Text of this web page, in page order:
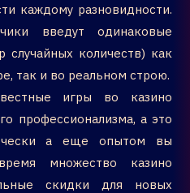
каждому разновидности.
введут одинаковые
случайных количеств) как
так и во реальном строю.
игры во казино
профессионализма, а это
а еще опытом вы
множество казино
скидки для новых